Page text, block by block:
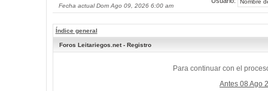
Fecha actual Dom Ago 09, 2026 6:00 am
Índice general
Foros Leitariegos.net - Registro
Para continuar con el
Antes 08 Ago